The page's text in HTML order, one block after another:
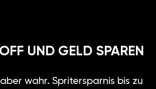
UND GELD SPAREN
wahr. Spritersparnis bis zu